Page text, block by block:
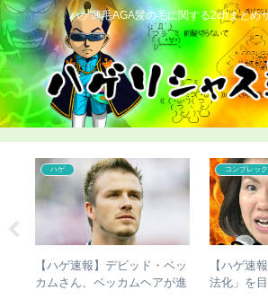
ハゲ薄毛AGA髪の毛に関する2chまとめ
ハゲ
【ハゲ速報】デビッド・ベッ
カムさん、ベッカムヘアが進
コンプレッ
【ハゲ速
法化」を